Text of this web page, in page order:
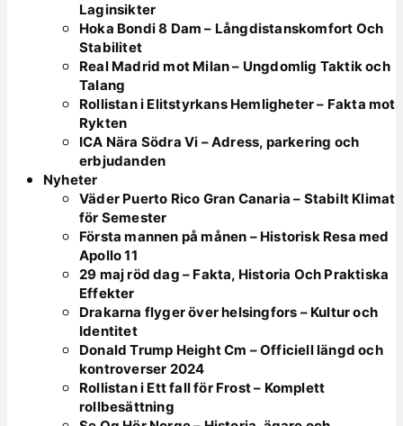
Laginsikter
Hoka Bondi 8 Dam – Långdistanskomfort Och
Stabilitet
Real Madrid mot Milan – Ungdomlig Taktik och
Talang
Rollistan i Elitstyrkans Hemligheter – Fakta mot
Rykten
ICA Nära Södra Vi – Adress, parkering och
erbjudanden
Nyheter
Väder Puerto Rico Gran Canaria – Stabilt Klimat
för Semester
Första mannen på månen – Historisk Resa med
Apollo 11
29 maj röd dag – Fakta, Historia Och Praktiska
Effekter
Drakarna flyger över helsingfors – Kultur och
Identitet
Donald Trump Height Cm – Officiell längd och
kontroverser 2024
Rollistan i Ett fall för Frost – Komplett
rollbesättning